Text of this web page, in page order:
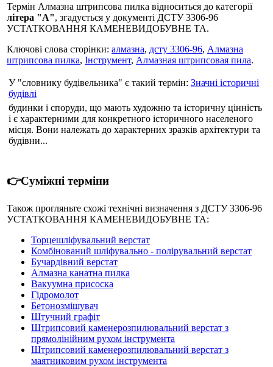
Термін Алмазна штрипсова пилка відноситься до категорії
літера "А", згадується у документі ДСТУ 3306-96
УСТАТКОВАННЯ КАМЕНЕВИДОБУВНЕ ТА.
Ключові слова сторінки: алмазна, дсту 3306-96, Алмазна
штрипсова пилка, Інструмент, Алмазная штрипсовая пила.
У "словнику будівельника" є такий термін: Значні історичні
будівлі
будинки і споруди, що мають художню та історичну цінність
і є характерними для конкретного історичного населеного
місця. Вони належать до характерних зразків архітектури та
будівни...
👉Суміжні терміни
Також прогляньте схожі технічні визначення з ДСТУ 3306-96
УСТАТКОВАННЯ КАМЕНЕВИДОБУВНЕ ТА:
Торцешліфувальний верстат
Комбінований шліфувально - полірувальний верстат
Бучардівний верстат
Алмазна канатна пилка
Вакуумна присоска
Гідромолот
Бетонозмішувач
Штучний графіт
Штрипсовий каменерозпилювальний верстат з
прямолінійним рухом інструмента
Штрипсовий каменерозпилювальний верстат з
маятниковим рухом інструмента